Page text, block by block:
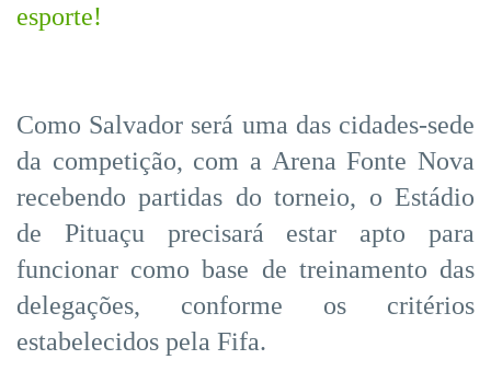
esporte!
Como Salvador será uma das cidades-sede
da competição, com a Arena Fonte Nova
recebendo partidas do torneio, o Estádio
de Pituaçu precisará estar apto para
funcionar como base de treinamento das
delegações, conforme os critérios
estabelecidos pela Fifa.